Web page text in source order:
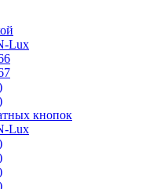
Lux
кнопок
Lux